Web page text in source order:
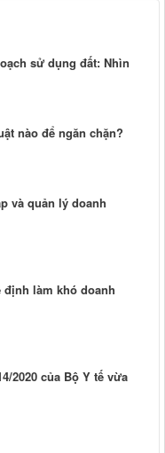
sử dụng đất: Nhìn
nào để ngăn chặn?
và quản lý doanh
làm khó doanh
2020 của Bộ Y tế vừa